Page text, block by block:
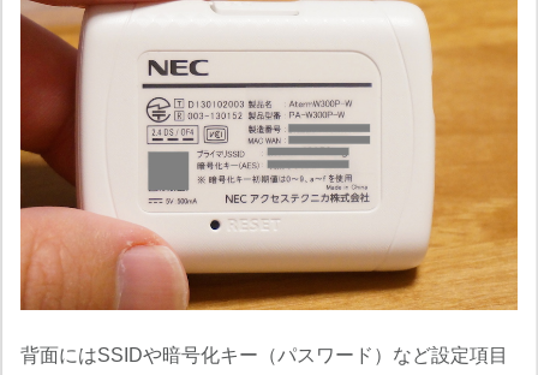
背面にはSSIDや暗号化キー（パスワード）など設定項目